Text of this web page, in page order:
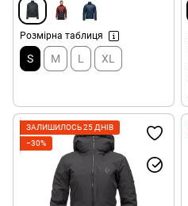
Розмірна таблиця
S M L XL
ЗАЛИШИЛОСЬ 25 ДНІВ
−30%